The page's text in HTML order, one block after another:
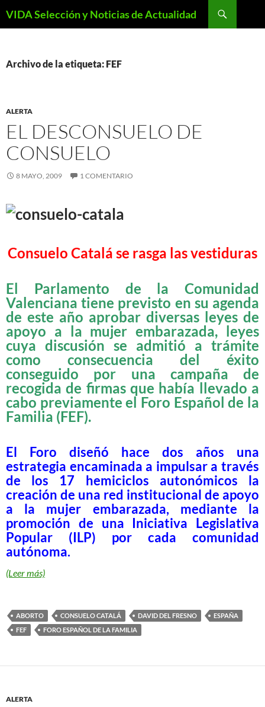
VIDA Selección y Noticias de Actualidad
Archivo de la etiqueta: FEF
ALERTA
EL DESCONSUELO DE
CONSUELO
8 MAYO, 2009 1 COMENTARIO
Consuelo Catalá se rasga las vestiduras
El Parlamento de la Comunidad
Valenciana tiene previsto en su agenda
de este año aprobar diversas leyes de
apoyo a la mujer embarazada, leyes
cuya discusión se admitió a trámite
como consecuencia del éxito
conseguido por una campaña de
recogida de firmas que había llevado a
cabo previamente el Foro Español de la
Familia (FEF).
El Foro diseñó hace dos años una
estrategia encaminada a impulsar a través
de los 17 hemiciclos autonómicos la
creación de una red institucional de apoyo
a la mujer embarazada, mediante la
promoción de una Iniciativa Legislativa
Popular (ILP) por cada comunidad
autónoma.
(Leer más)
ABORTO CONSUELO CATALÁ DAVID DEL FRESNO
ESPAÑA
FEF
FORO ESPAÑOL DE LA FAMILIA
ALERTA